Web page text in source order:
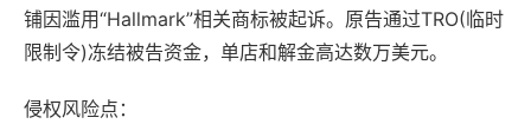
铺因滥用“Hallmark”相关商标被起诉。原告通过TRO(临时
限制令)冻结被告资金，单店和解金高达数万美元。
侵权风险点：